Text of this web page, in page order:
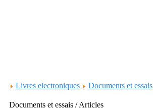
Livres electroniques Documents et essais
Documents et essais / Articles